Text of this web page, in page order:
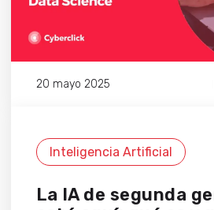
20 mayo 2025
Inteligencia Artificial
La IA de segunda